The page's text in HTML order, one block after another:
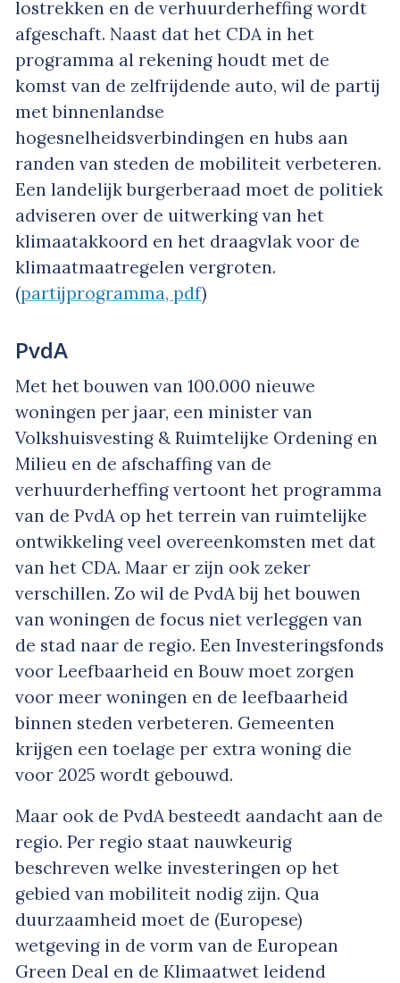
lostrekken en de verhuurderheffing wordt
afgeschaft. Naast dat het CDA in het
programma al rekening houdt met de
komst van de zelfrijdende auto, wil de partij
met binnenlandse
hogesnelheidsverbindingen en hubs aan
randen van steden de mobiliteit verbeteren.
Een landelijk burgerberaad moet de politiek
adviseren over de uitwerking van het
klimaatakkoord en het draagvlak voor de
klimaatmaatregelen vergroten.
(partijprogramma, pdf)
PvdA
Met het bouwen van 100.000 nieuwe
woningen per jaar, een minister van
Volkshuisvesting & Ruimtelijke Ordening en
Milieu en de afschaffing van de
verhuurderheffing vertoont het programma
van de PvdA op het terrein van ruimtelijke
ontwikkeling veel overeenkomsten met dat
van het CDA. Maar er zijn ook zeker
verschillen. Zo wil de PvdA bij het bouwen
van woningen de focus niet verleggen van
de stad naar de regio. Een Investeringsfonds
voor Leefbaarheid en Bouw moet zorgen
voor meer woningen en de leefbaarheid
binnen steden verbeteren. Gemeenten
krijgen een toelage per extra woning die
voor 2025 wordt gebouwd.
Maar ook de PvdA besteedt aandacht aan de
regio. Per regio staat nauwkeurig
beschreven welke investeringen op het
gebied van mobiliteit nodig zijn. Qua
duurzaamheid moet de (Europese)
wetgeving in de vorm van de European
Green Deal en de Klimaatwet leidend